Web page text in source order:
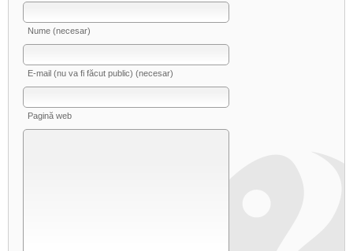
Nume (necesar)
E-mail (nu va fi făcut public) (necesar)
Pagină web